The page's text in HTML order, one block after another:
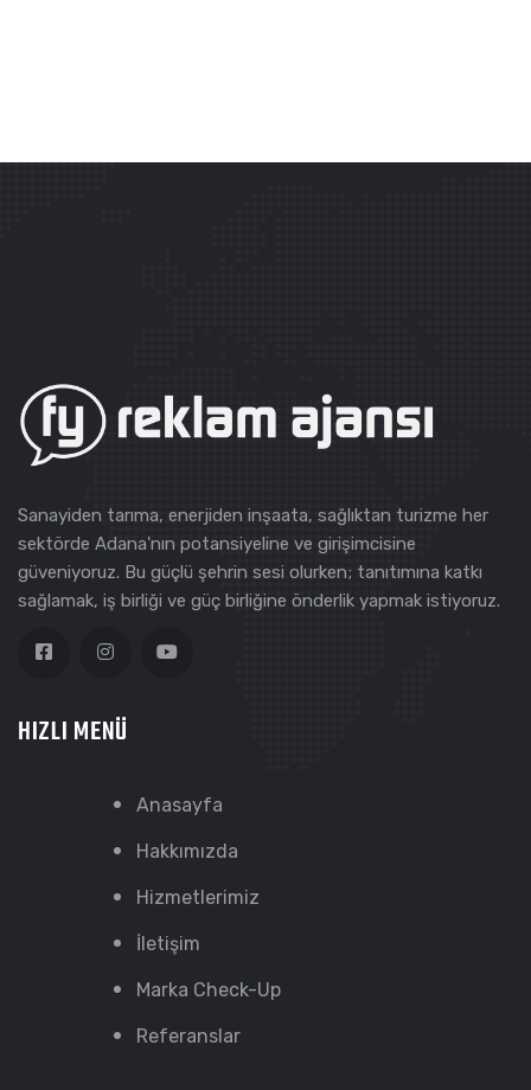
Sanayiden tarıma, enerjiden inşaata, sağlıktan turizme her
sektörde Adana'nın potansiyeline ve girişimcisine
güveniyoruz. Bu güçlü şehrin sesi olurken; tanıtımına katkı
sağlamak, iş birliği ve güç birliğine önderlik yapmak istiyoruz.
HIZLI MENÜ
Anasayfa
Hakkımızda
Hizmetlerimiz
İletişim
Marka Check-Up
Referanslar